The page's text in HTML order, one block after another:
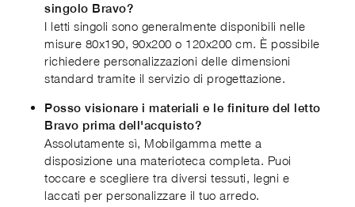
singolo Bravo?
I letti singoli sono generalmente disponibili nelle
misure 80x190, 90x200 o 120x200 cm. È possibile
richiedere personalizzazioni delle dimensioni
standard tramite il servizio di progettazione.
Posso visionare i materiali e le finiture del letto
Bravo prima dell'acquisto?
Assolutamente sì, Mobilgamma mette a
disposizione una materioteca completa. Puoi
toccare e scegliere tra diversi tessuti, legni e
laccati per personalizzare il tuo arredo.